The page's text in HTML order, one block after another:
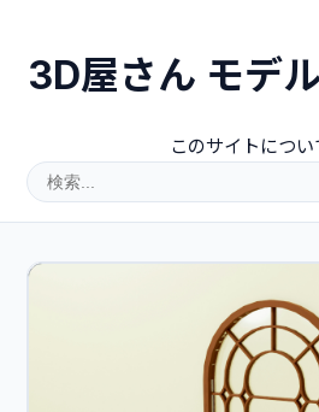
3D屋さん モデ
このサイトについ